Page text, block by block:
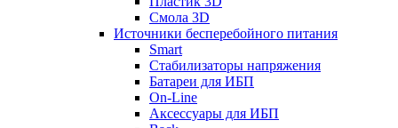
Смола 3D
Источники бесперебойного питания
Smart
Стабилизаторы напряжения
Батареи для ИБП
On-Line
Аксессуары для ИБП